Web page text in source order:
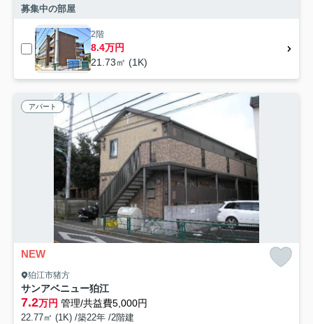
募集中の部屋
2階
8.4万円
21.73㎡ (1K)
アパート
NEW
狛江市猪方
サンアベニュー狛江
7.2万円 管理/共益費5,000円
22.77㎡ (1K) /築22年 /2階建